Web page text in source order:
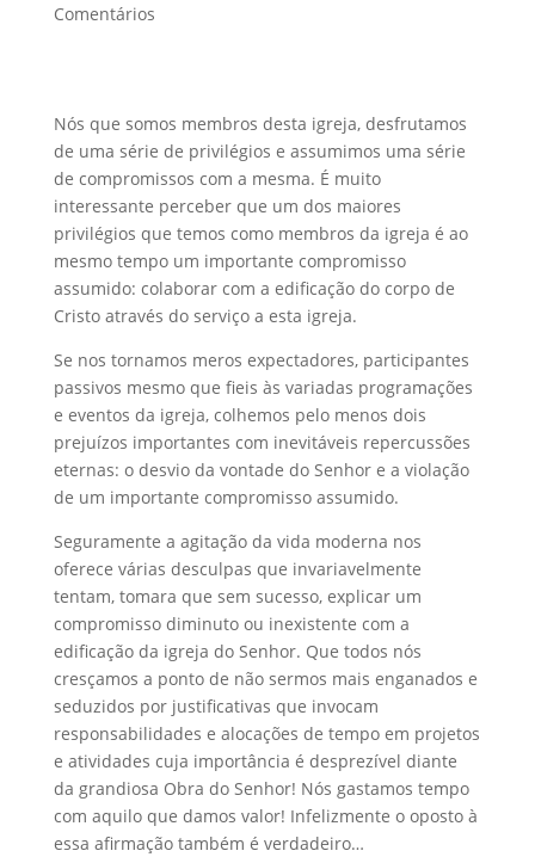
Comentários
Nós que somos membros desta igreja, desfrutamos
de uma série de privilégios e assumimos uma série
de compromissos com a mesma. É muito
interessante perceber que um dos maiores
privilégios que temos como membros da igreja é ao
mesmo tempo um importante compromisso
assumido: colaborar com a edificação do corpo de
Cristo através do serviço a esta igreja.
Se nos tornamos meros expectadores, participantes
passivos mesmo que fieis às variadas programações
e eventos da igreja, colhemos pelo menos dois
prejuízos importantes com inevitáveis repercussões
eternas: o desvio da vontade do Senhor e a violação
de um importante compromisso assumido.
Seguramente a agitação da vida moderna nos
oferece várias desculpas que invariavelmente
tentam, tomara que sem sucesso, explicar um
compromisso diminuto ou inexistente com a
edificação da igreja do Senhor. Que todos nós
cresçamos a ponto de não sermos mais enganados e
seduzidos por justificativas que invocam
responsabilidades e alocações de tempo em projetos
e atividades cuja importância é desprezível diante
da grandiosa Obra do Senhor! Nós gastamos tempo
com aquilo que damos valor! Infelizmente o oposto à
essa afirmação também é verdadeiro…